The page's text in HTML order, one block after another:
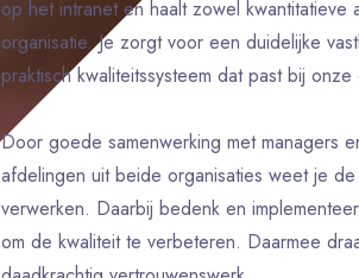
op het intranet en haalt zowel kwantitatieve
organisatie. Je zorgt voor een duidelijke
praktisch kwaliteitssysteem dat past bij onze
Door goede samenwerking met managers
afdelingen uit beide organisaties weet je
verwerken. Daarbij bedenk en
om de kwaliteit te verbeteren. Daarmee